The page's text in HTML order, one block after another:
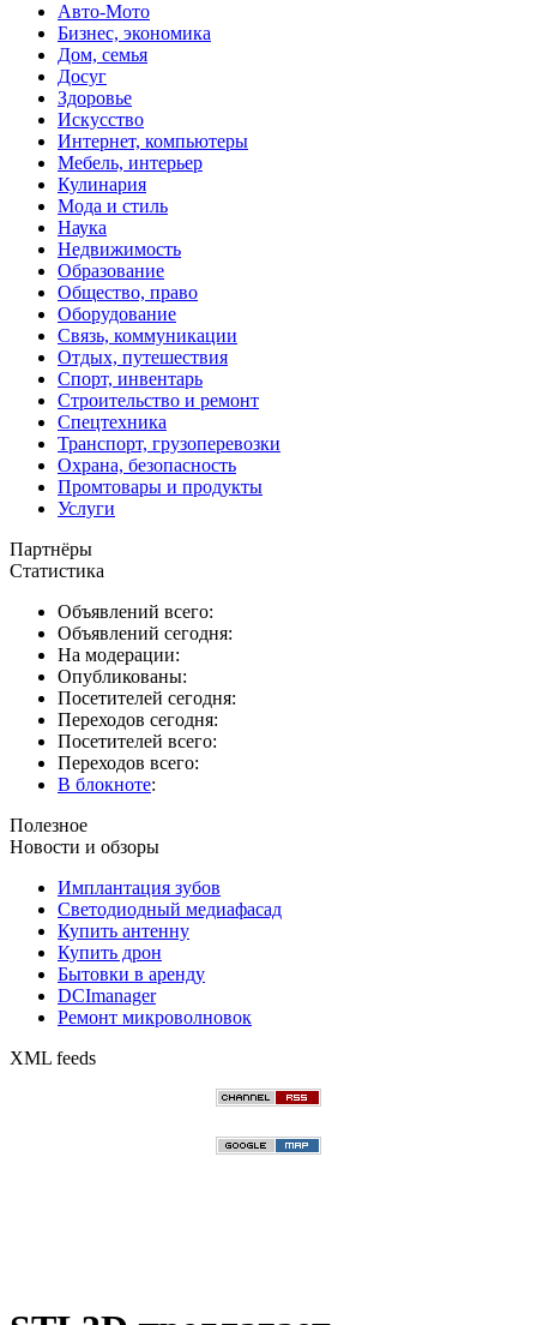
Авто-Мото
Бизнес, экономика
Дом, семья
Досуг
Здоровье
Искусство
Интернет, компьютеры
Мебель, интерьер
Кулинария
Мода и стиль
Наука
Недвижимость
Образование
Общество, право
Оборудование
Связь, коммуникации
Отдых, путешествия
Спорт, инвентарь
Строительство и ремонт
Спецтехника
Транспорт, грузоперевозки
Охрана, безопасность
Промтовары и продукты
Услуги
Партнёры
Статистика
Объявлений всего:
Объявлений сегодня:
На модерации:
Опубликованы:
Посетителей сегодня:
Переходов сегодня:
Посетителей всего:
Переходов всего:
В блокноте:
Полезное
Новости и обзоры
Имплантация зубов
Светодиодный медиафасад
Купить антенну
Купить дрон
Бытовки в аренду
DCImanager
Ремонт микроволновок
XML feeds